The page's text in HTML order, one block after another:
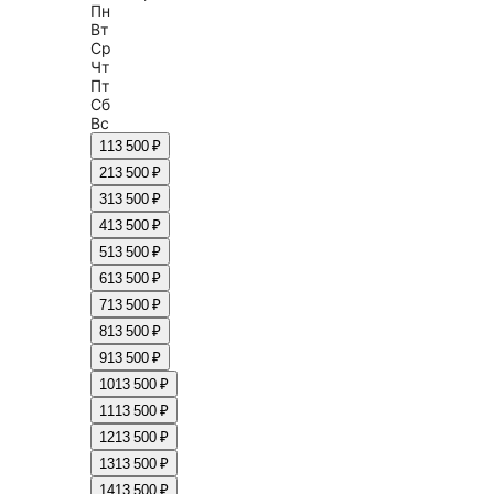
Пн
Вт
Ср
Чт
Пт
Сб
Вс
113 500 ₽
213 500 ₽
313 500 ₽
413 500 ₽
513 500 ₽
613 500 ₽
713 500 ₽
813 500 ₽
913 500 ₽
1013 500 ₽
1113 500 ₽
1213 500 ₽
1313 500 ₽
1413 500 ₽